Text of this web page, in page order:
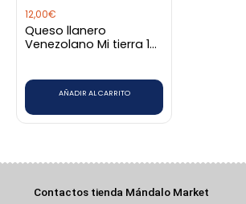
12,00€
Queso llanero
Venezolano Mi tierra 1
AÑADIR AL CARRITO
Contactos tienda Mándalo Market